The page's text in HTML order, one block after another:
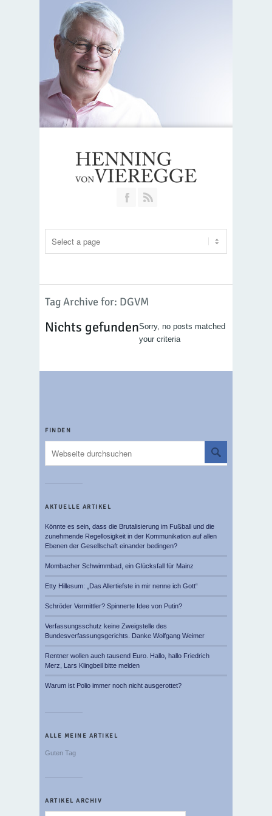
Join our Facebook Group
Tag Archive for: DGVM
Nichts gefundenSorry, no posts matched
your criteria
FINDEN
AKTUELLE ARTIKEL
Könnte es sein, dass die Brutalisierung im Fußball und die
zunehmende Regellosigkeit in der Kommunikation auf allen
Ebenen der Gesellschaft einander bedingen?
Mombacher Schwimmbad, ein Glücksfall für Mainz
Etty Hillesum: „Das Allertiefste in mir nenne ich Gott“
Schröder Vermittler? Spinnerte Idee von Putin?
Verfassungsschutz keine Zweigstelle des
Bundesverfassungsgerichts. Danke Wolfgang Weimer
Rentner wollen auch tausend Euro. Hallo, hallo Friedrich
Merz, Lars Klingbeil bitte melden
Warum ist Polio immer noch nicht ausgerottet?
ALLE MEINE ARTIKEL
Guten Tag
ARTIKEL ARCHIV